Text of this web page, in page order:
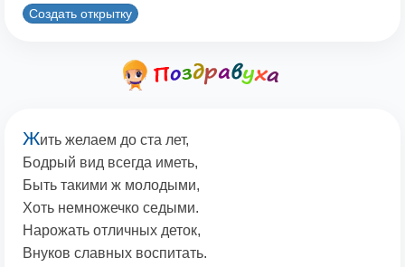
Создать открытку
Жить желаем до ста лет,
Бодрый вид всегда иметь,
Быть такими ж молодыми,
Хоть немножечко седыми.
Нарожать отличных деток,
Внуков славных воспитать.